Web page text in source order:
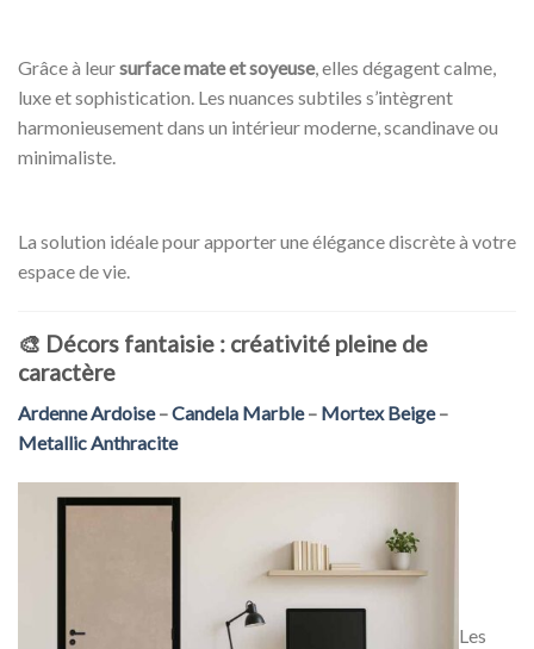
Grâce à leursurface mate et soyeuse, elles dégagent calme,
luxe et sophistication. Les nuances subtiles s’intègrent
harmonieusement dans un intérieur moderne, scandinave ou
minimaliste.
La solution idéale pour apporter une élégance discrète à votre
espace de vie.
🎨 Décors fantaisie : créativité pleine de
caractère
Ardenne Ardoise–Candela Marble– Mortex Beige–
Metallic Anthracite
Les